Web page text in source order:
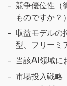
競争優位性（
ものですか？）
収益モデルの
型、フリーミ
当該AI領域に
市場投入戦略